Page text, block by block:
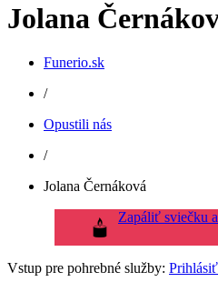
Jolana
Funerio.sk
/
Opustili nás
/
Jolana Černáková
Zapáliť sviečku
Vstup pre pohrebné služby: Prihlásiť